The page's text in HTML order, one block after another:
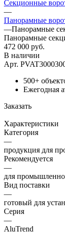
Секционные
—
Панорамные
—Панорамные
Панорамные
472 000 руб.
В наличии
Арт.
500+
Ежегодная
Заказать
Характеристики
Категория
—
продукция для
Рекомендуется
—
для
Вид поставки
—
готовый для
Серия
—
AluTrend